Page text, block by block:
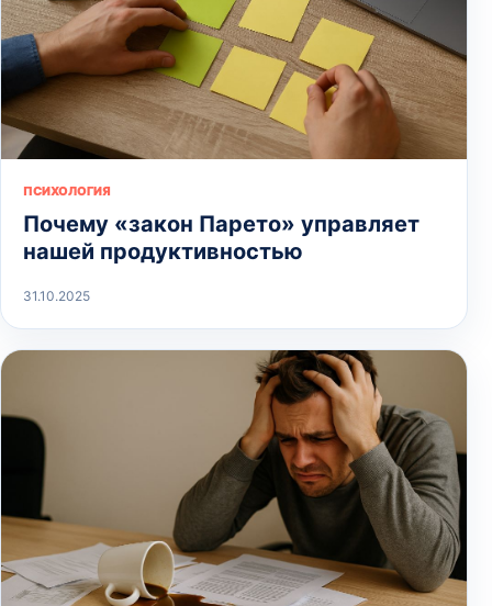
ПСИХОЛОГИЯ
Почему «закон Парето» управляет
нашей продуктивностью
31.10.2025